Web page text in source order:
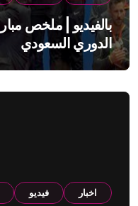
الدوري السعودي
اخبار فيديو